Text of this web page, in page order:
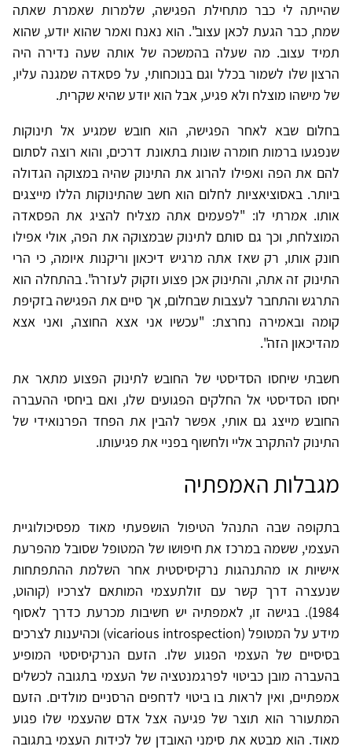
שהייתה לי כבר מתחילת הפגישה, שלמרות שאמרת שאתה
שמח, כבר הגעת לכאן עצוב". הוא נאנח ואמר שהוא יודע, שהוא
תמיד עצוב. מה שעלה בהמשכה של אותה שעה נדירה היה
הרצון שלו לשמור בכלל וגם בנוכחותי, על פסאדה שמגנה עליו,
של מישהו מוצלח ולא פגיע, אבל הוא יודע שהיא שקרית.
בחלום שבא לאחר הפגישה, הוא חובש שמגיע אל תינוקות
שנפגעו ברמות חומרה שונות בתאונת דרכים, והוא רוצה לסתום
להם את הפה ואפילו להרוג את התינוק שהיה במצוקה הגדולה
ביותר. באסוציאציות לחלום הוא חשב שהתינוקות הללו מייצגים
אותו. אמרתי לו: "לפעמים אתה מצליח להציג את הפסאדה
המוצלחת, וכך גם סותם לתינוק שבמצוקה את הפה, אולי אפילו
חונק אותו, רק שאז אתה מרגיש דיכאון וריקנות איומה, כי הרי
התינוק זה אתה, והתינוק אכן פצוע וזקוק לעזרה". בהתחלה הוא
התרגש והתחבר לעצבות שבחלום, אך סיים את הפגישה בזקיפת
קומה ובאמירה נחרצת: "עכשיו אני אצא החוצה, ואני אצא
מהדיכאון הזה".
חשבתי שיחסו הסדיסטי של החובש לתינוק הפצוע מתאר את
יחסו הסדיסטי אל החלקים הפגועים שלו, ואם ביחסי ההעברה
החובש מייצג גם אותי, אפשר להבין את הפחד הפרנואידי של
התינוק להתקרב אליי ולחשוף בפניי את פגיעותו.
מגבלות האמפתיה
בתקופה שבה התנהל הטיפול הושפעתי מאוד מפסיכולוגיית
העצמי, ששמה במרכז את חיפושו של המטופל שסובל מהפרעת
אישיות או מהתנהגות נרקיסיסטית אחר השלמת ההתפתחות
שנעצרה דרך קשר עם זולתעצמי המותאם לצרכיו (קוהוט,
1984). בגישה זו, לאמפתיה יש חשיבות מכרעת כדרך לאסוף
מידע על המטופל (vicarious introspection) וכהיענות לצרכים
בסיסיים של העצמי הפגוע שלו. הזעם הנרקיסיסטי המופיע
בהעברה מובן כביטוי לפרגמנטציה של העצמי בתגובה לכשלים
אמפתיים, ואין לראות בו ביטוי לדחפים הרסניים מולדים. הזעם
המתעורר הוא תוצר של פגיעה אצל אדם שהעצמי שלו פגוע
מאוד. הוא מבטא את סימני האובדן של לכידות העצמי בתגובה